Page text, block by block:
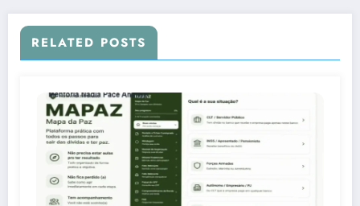
RELATED POSTS